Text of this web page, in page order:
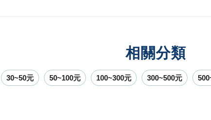
相關分類
30~50元 50~100元 100~300元 300~500元